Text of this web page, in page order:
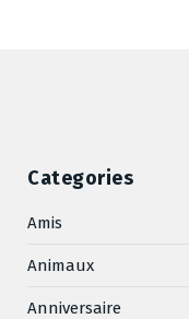
Categories
Amis
Animaux
Anniversaire